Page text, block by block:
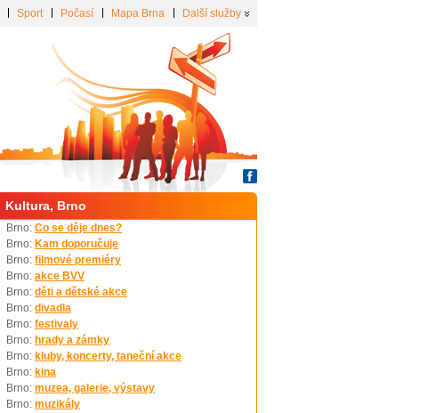
Další služby
Mapa Brna
Počasí
Sport
Kultura, Brno
Brno: Co se děje dnes?
Brno: Kam doporučuje
Brno: filmové premiéry
Brno: akce BVV
Brno: děti a dětské akce
Brno: divadla
Brno: festivaly
Brno: hrady a zámky
Brno: kluby, koncerty, taneční akce
Brno: kina
Brno: muzea, galerie, výstavy
Brno: muzikály